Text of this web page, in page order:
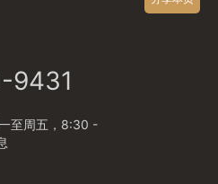
9431
至周五，8:30 -